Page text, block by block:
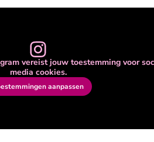
vereist jouw toestemming voor
media cookies.
aanpassen